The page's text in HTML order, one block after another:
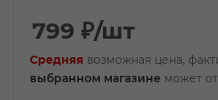
799 ₽/шт
Средняя возможная цена,
выбранном магазине может